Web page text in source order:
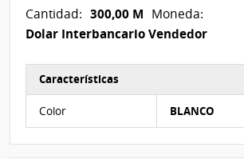
Cantidad: 300,00 M Moneda:
Dolar Interbancario Vendedor
Características
Color BLANCO